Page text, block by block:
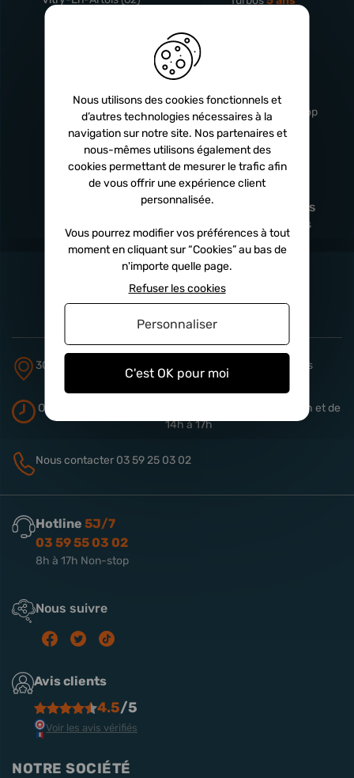
rapide
Sous 24h à 48h
professionnel
De 8h à 17h Non-stop
Satisfait
Paiement en
fois
Sécurisé, sans frais
305 rue de Quiery ZA Aérodrome 62490 Vitry-en-Artois
Ouverture du magasin Du lundi au vendredi de 9h à 13h et de
14h à 17h
Nous contacter 03 59 25 03 02
Hotline 5J/7
03 59 55 03 02
8h à 17h Non-stop
Nous suivre
Avis clients
4.5/5
Voir les avis vérifiés
NOTRE SOCIÉTÉ
Nous utilisons des cookies fonctionnels et
d’autres technologies nécessaires à la
navigation sur notre site. Nos partenaires et
nous-mêmes utilisons également des
cookies permettant de mesurer le trafic afin
de vous offrir une expérience client
personnalisée.
Vous pourrez modifier vos préférences à tout
moment en cliquant sur “Cookies” au bas de
n'importe quelle page.
C'est OK pour moi
Refuser les cookies
Personnaliser